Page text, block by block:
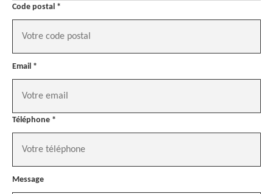
Code postal *
Email *
Téléphone *
Message